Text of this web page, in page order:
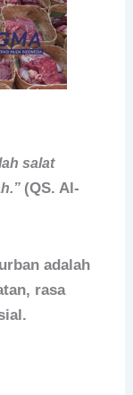
salat
(QS. Al-
adalah
rasa